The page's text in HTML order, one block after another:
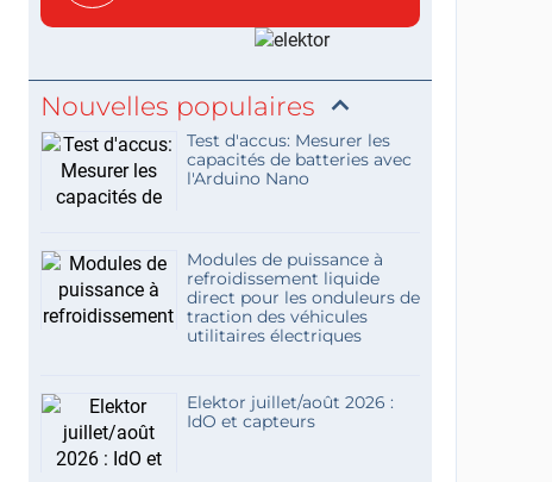
Nouvelles populaires
Test d'accus: Mesurer les
capacités de batteries avec
l'Arduino Nano
Modules de puissance à
refroidissement liquide
direct pour les onduleurs de
traction des véhicules
utilitaires électriques
Elektor juillet/août 2026 :
IdO et capteurs